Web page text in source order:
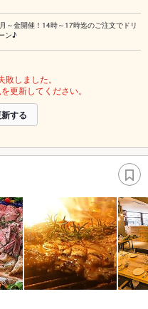
～金開催！14時～17時迄のご注文でドリ
ン♪
しました。
更新してください。
する